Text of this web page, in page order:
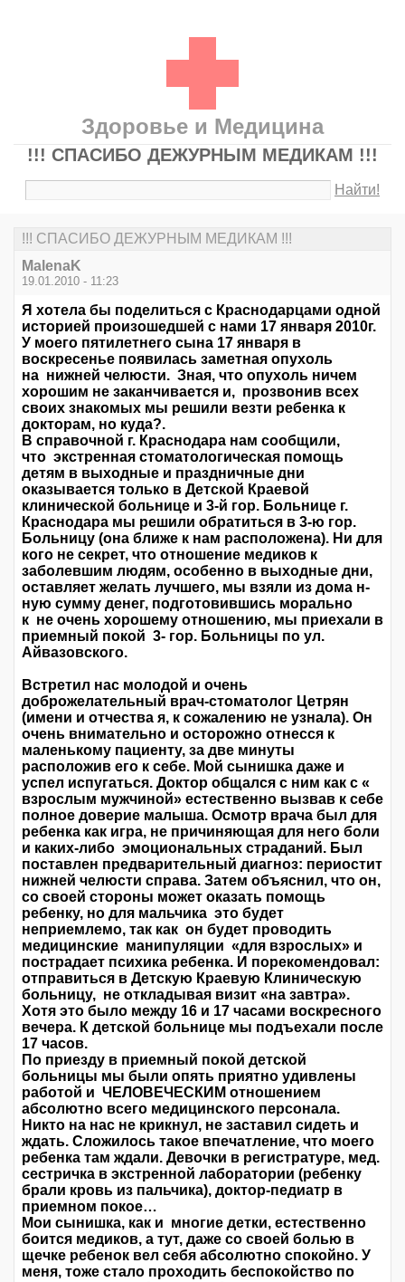
Здоровье и Медицина
!!! СПАСИБО ДЕЖУРНЫМ МЕДИКАМ !!!
Найти!
!!! СПАСИБО ДЕЖУРНЫМ МЕДИКАМ !!!
MalenaK
19.01.2010 - 11:23
Я хотела бы поделиться с Краснодарцами одной
историей произошедшей с нами 17 января 2010г.
У моего пятилетнего сына 17 января в
воскресенье появилась заметная опухоль
на нижней челюсти. Зная, что опухоль ничем
хорошим не заканчивается и, прозвонив всех
своих знакомых мы решили везти ребенка к
докторам, но куда?.
В справочной г. Краснодара нам сообщили,
что экстренная стоматологическая помощь
детям в выходные и праздничные дни
оказывается только в Детской Краевой
клинической больнице и 3-й гор. Больнице г.
Краснодара мы решили обратиться в 3-ю гор.
Больницу (она ближе к нам расположена). Ни для
кого не секрет, что отношение медиков к
заболевшим людям, особенно в выходные дни,
оставляет желать лучшего, мы взяли из дома н-
ную сумму денег, подготовившись морально
к не очень хорошему отношению, мы приехали в
приемный покой 3- гор. Больницы по ул.
Айвазовского.
Встретил нас молодой и очень
доброжелательный врач-стоматолог Цетрян
(имени и отчества я, к сожалению не узнала). Он
очень внимательно и осторожно отнесся к
маленькому пациенту, за две минуты
расположив его к себе. Мой сынишка даже и
успел испугаться. Доктор общался с ним как с «
взрослым мужчиной» естественно вызвав к себе
полное доверие малыша. Осмотр врача был для
ребенка как игра, не причиняющая для него боли
и каких-либо эмоциональных страданий. Был
поставлен предварительный диагноз: периостит
нижней челюсти справа. Затем объяснил, что он,
со своей стороны может оказать помощь
ребенку, но для мальчика это будет
неприемлемо, так как он будет проводить
медицинские манипуляции «для взрослых» и
пострадает психика ребенка. И порекомендовал:
отправиться в Детскую Краевую Клиническую
больницу, не откладывая визит «на завтра».
Хотя это было между 16 и 17 часами воскресного
вечера. К детской больнице мы подъехали после
17 часов.
По приезду в приемный покой детской
больницы мы были опять приятно удивлены
работой и ЧЕЛОВЕЧЕСКИМ отношением
абсолютно всего медицинского персонала.
Никто на нас не крикнул, не заставил сидеть и
ждать. Сложилось такое впечатление, что моего
ребенка там ждали. Девочки в регистратуре, мед.
сестричка в экстренной лаборатории (ребенку
брали кровь из пальчика), доктор-педиатр в
приемном покое…
Мои сынишка, как и многие детки, естественно
боится медиков, а тут, даже со своей болью в
щечке ребенок вел себя абсолютно спокойно. У
меня, тоже стало проходить беспокойство по